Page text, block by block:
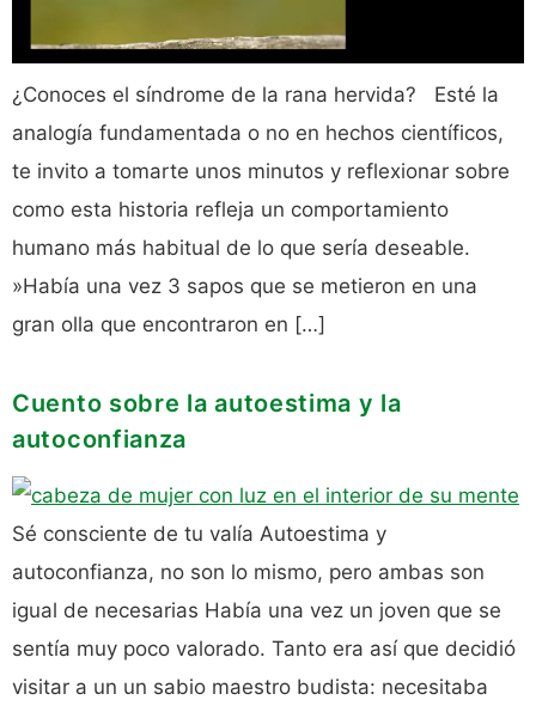
¿Conoces el síndrome de la rana hervida? Esté la
analogía fundamentada o no en hechos científicos,
te invito a tomarte unos minutos y reflexionar sobre
como esta historia refleja un comportamiento
humano más habitual de lo que sería deseable.
»Había una vez 3 sapos que se metieron en una
gran olla que encontraron en […]
Cuento sobre la autoestima y la
autoconfianza
Sé consciente de tu valía Autoestima y
autoconfianza, no son lo mismo, pero ambas son
igual de necesarias Había una vez un joven que se
sentía muy poco valorado. Tanto era así que decidió
visitar a un un sabio maestro budista: necesitaba